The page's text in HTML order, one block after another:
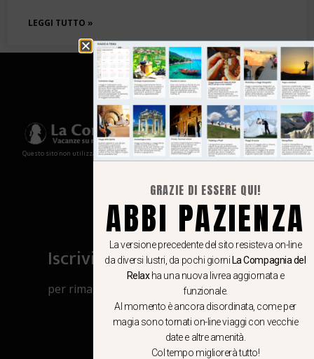
LEGGI TUTTO »
Questo sito non utilizza cookies e non memorizza in alcun modo le tue informazioni
Iscriviti al canale Whatsapp
per rimanere aggiornato su viaggi, eventi
e notizie!
CLICCA QUI
GRAZIE DI ESSERE QUI!
ABBI PAZIENZA
La versione precedente del sito resisteva on-line
da diversi lustri, da pochi giorni La Compagnia del
Relaxha una nuova livrea aggiornata e
funzionale.
Al momento è ancora disordinata, come per
magia sono tornati on-line viaggi con vecchie
date e altre amenità.
Col tempo migliorerà tutto!